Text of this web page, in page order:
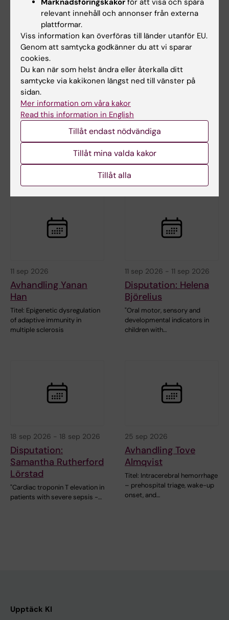
28 aug 2026
Avhandling Jonathan
Al-Saadi
Titel: On endovascular
transplantation of modified
mRNA enhanced cells and…
Disputation: Prach
Techameena
"Molecular Mechanisms of Pain
Chronification"
…
11 sep 2026
Avhandling Yanan
Han
Titel: Epigenetic dysregulation
of adaptive immunity in
multiple sclerosis
11 sep 2026 - 11 sep 2026
Disputation: Helena
Björelius
"Oral motor, sensory and
developmental indicators in
children with…
18 sep 2026 - 18 sep 2026
Disputation:
Samantha Rutherford
Lörstad
"Cardiac troponin T elevation in
patients with severe sepsis -…
25 sep 2026
Avhandling Tove
Almqvist
Titel: Intracerebral hemorrhage
– prehospital triage, wake-up
onset, and…
Upptäck KI
Marknadsföringskakor för att visa och spåra
relevant innehåll och annonser från externa
plattformar.
Viss information kan överföras till länder utanför EU.
Genom att samtycka godkänner du att vi sparar
cookies.
Du kan när som helst ändra eller återkalla ditt
samtycke via kakikonen längst ned till vänster på
sidan.
Mer information om våra kakor
Read this information in English
Tillåt endast nödvändiga
Tillåt mina valda kakor
Tillåt alla